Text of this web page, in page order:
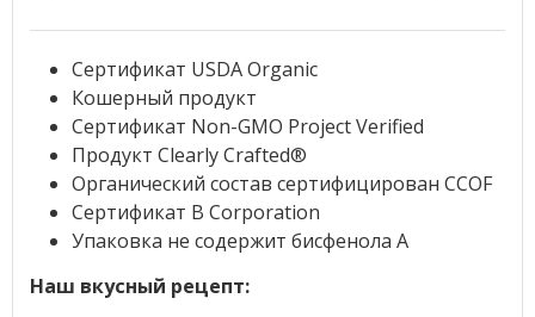
Сертификат USDA Organic
Кошерный продукт
Сертификат Non-GMO Project Verified
Продукт Clearly Crafted®
Органический состав сертифицирован CCOF
Сертификат B Corporation
Упаковка не содержит бисфенола А
Наш вкусный рецепт: